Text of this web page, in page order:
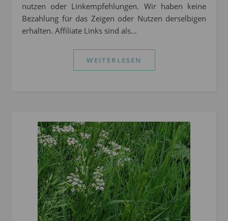
nutzen oder Linkempfehlungen. Wir haben keine
Bezahlung für das Zeigen oder Nutzen derselbigen
erhalten. Affiliate Links sind als…
WEITERLESEN